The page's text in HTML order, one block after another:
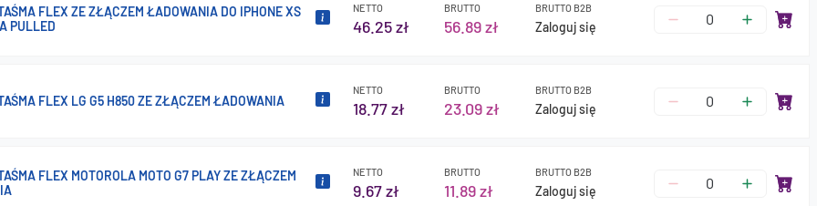
FLEX ZE ZŁĄCZEM ŁADOWANIA DO IPHONE XS
PULLED
NETTO
46.25 zł
BRUTTO
56.89 zł
BRUTTO B2B
Zaloguj się
FLEX LG G5 H850 ZE ZŁĄCZEM ŁADOWANIA
NETTO
18.77 zł
BRUTTO
23.09 zł
BRUTTO B2B
Zaloguj się
FLEX MOTOROLA MOTO G7 PLAY ZE ZŁĄCZEM
NETTO
9.67 zł
BRUTTO
11.89 zł
BRUTTO B2B
Zaloguj się